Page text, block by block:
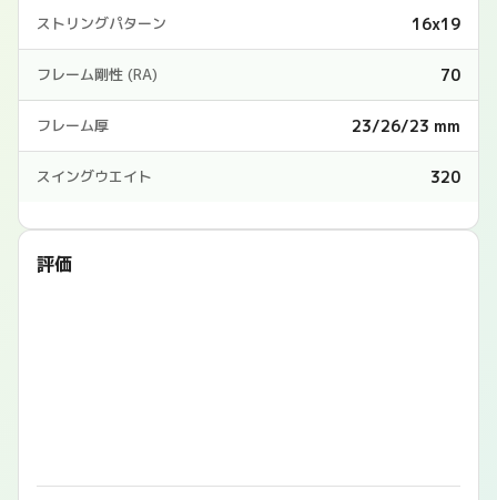
ストリングパターン 16x19
フレーム剛性 (RA) 70
フレーム厚 23/26/23 mm
スイングウエイト 320
評価